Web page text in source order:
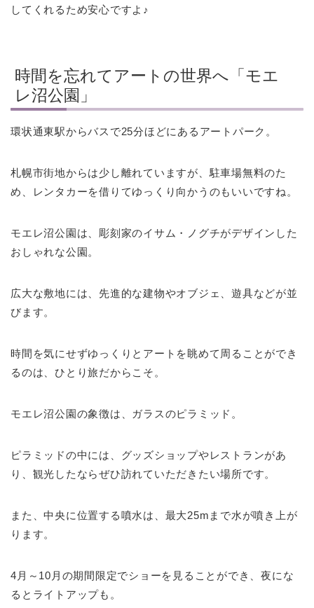
してくれるため安心ですよ♪
時間を忘れてアートの世界へ「モエ
レ沼公園」
環状通東駅からバスで25分ほどにあるアートパーク。
札幌市街地からは少し離れていますが、駐車場無料のた
め、レンタカーを借りてゆっくり向かうのもいいですね。
モエレ沼公園は、彫刻家のイサム・ノグチがデザインした
おしゃれな公園。
広大な敷地には、先進的な建物やオブジェ、遊具などが並
びます。
時間を気にせずゆっくりとアートを眺めて周ることができ
るのは、ひとり旅だからこそ。
モエレ沼公園の象徴は、ガラスのピラミッド。
ピラミッドの中には、グッズショップやレストランがあ
り、観光したならぜひ訪れていただきたい場所です。
また、中央に位置する噴水は、最大25mまで水が噴き上が
ります。
4月～10月の期間限定でショーを見ることができ、夜にな
るとライトアップも。